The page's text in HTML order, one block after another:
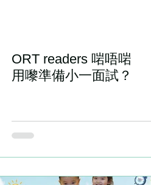
ORT readers 啱唔啱
用嚟準備小一面試？